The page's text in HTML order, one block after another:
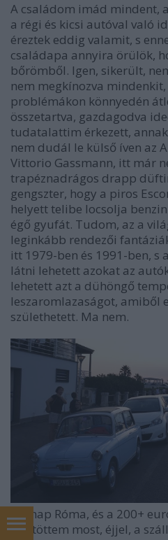
A családom imád mindent,
a régi és kicsi autóval való
éreztek eddig valamit, s
családapa annyira örülök,
bőrömből. Igen, sikerült,
nem megkínozva
problémákon könnyedén
összetartva, gazdagodva
tudatalattim érkezett,
nem dudál le külső íven az
Vittorio Gassmann, itt már
trapéznadrágos drapp
gengszter, hogy a piros
helyett telibe locsolja
égő gyufát. Tudom, az a
leginkább rendezői
itt 1979-ben és 1991-ben, s
látni lehetett azokat az
lehetett azt a dühöngő
leszaromlazaságot, amiből
születhetett. Ma nem.
Holnap Róma, és a 200+
döntöttem most, éjjel, a